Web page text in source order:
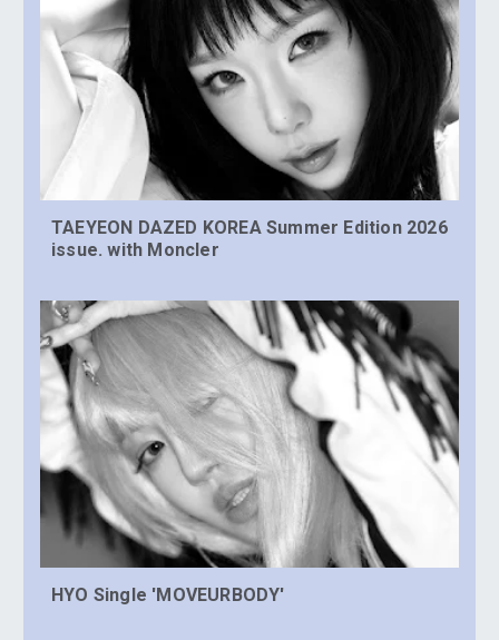
TAEYEON DAZED KOREA Summer Edition 2026
issue. with Moncler
HYO Single 'MOVEURBODY'